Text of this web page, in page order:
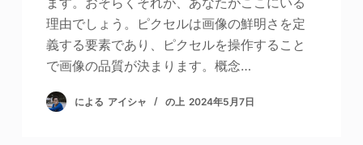
理由でしょう。ピクセルは画像の鮮明さを定
義する要素であり、ピクセルを操作すること
で画像の品質が決まります。概念…
による アイシャ の上 2024年5月7日